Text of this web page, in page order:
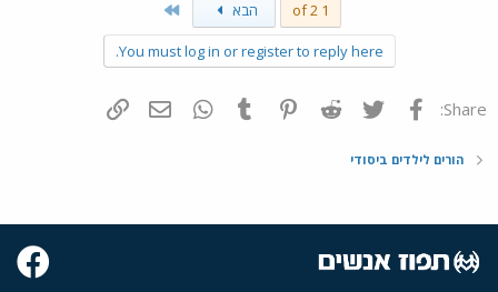
1 of 2 הבא
You must log in or register to reply here.
Share: פייסבוק Twitter
Reddit
Pinterest
Tumblr
WhatsAppדואר אלקטרוני
הורים לילדים ביסודי